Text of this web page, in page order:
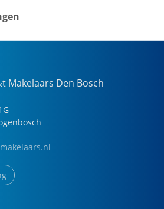
Makelaars Den Bosch
G